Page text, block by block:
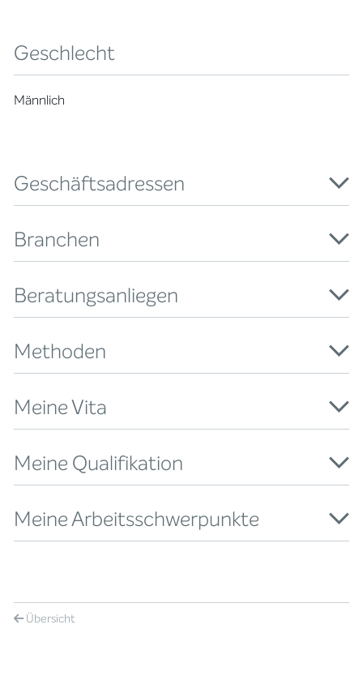
Geschlecht
Männlich
Geschäftsadressen
Branchen
Beratungsanliegen
Methoden
Meine Vita
Meine Qualifikation
Meine Arbeitsschwerpunkte
Übersicht